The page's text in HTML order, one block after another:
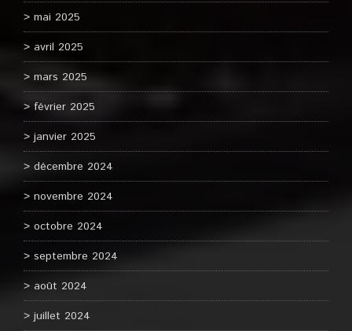
mai 2025
avril 2025
mars 2025
février 2025
janvier 2025
décembre 2024
novembre 2024
octobre 2024
septembre 2024
août 2024
juillet 2024